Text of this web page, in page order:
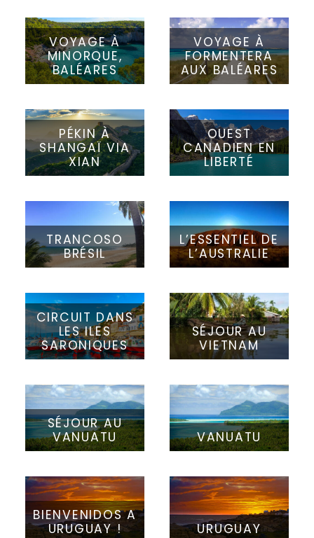
VOYAGE À
MINORQUE,
BALÉARES
VOYAGE À
FORMENTERA
AUX BALÉARES
PÉKIN À
SHANGAÏ VIA
XIAN
OUEST
CANADIEN EN
LIBERTÉ
TRANCOSO
BRÉSIL
L’ESSENTIEL DE
L’AUSTRALIE
CIRCUIT DANS
LES ILES
SARONIQUES
SÉJOUR AU
VIETNAM
SÉJOUR AU
VANUATU
VANUATU
BIENVENIDOS A
URUGUAY !
URUGUAY